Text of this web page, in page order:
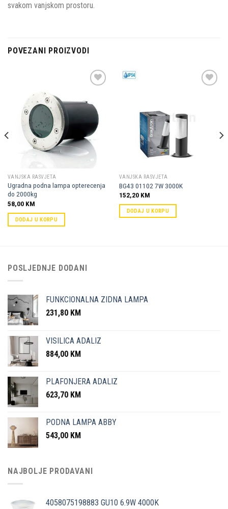
svakom vanjskom prostoru.
POVEZANI PROIZVODI
Dodaj u
omiljene
VANJSKA RASVJETA
Ugradna podna lampa opterecenja
do 2000kg
58,00 KM
DODAJ U KORPU
VANJSKA RASVJETA
BG43 01102 7W 3000K
152,20 KM
DODAJ U KORPU
POSLJEDNJE DODANI
FUNKCIONALNA ZIDNA LAMPA
231,80 KM
VISILICA ADALIZ
884,00 KM
PLAFONJERA ADALIZ
623,70 KM
PODNA LAMPA ABBY
543,00 KM
NAJBOLJE PRODAVANI
4058075198883 GU10 6.9W 4000K